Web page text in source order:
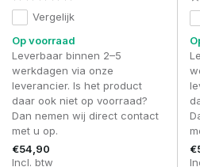
Specifieke modellen voorkomen
met night vision.
Duurzaamheid verschilt per
sneller hun zero of hebben meer
modellen zijn schokbestendig,
consistent presteren onder
DeVortex VIP Garantievormt
meerwaarde. Ongeacht schade of
gerepareerd of vervangen, wat
Vergelijk
Op voorraad
Leverbaar binnen 2–5
werkdagen via onze
leverancier. Is het product
daar ook niet op voorraad?
Dan nemen wij direct contact
met u op.
€54,90
Incl. btw